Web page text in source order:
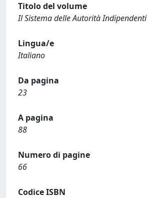
Titolo del volume
Il Sistema delle Autorità Indipendenti
Lingua/e
Italiano
Da pagina
23
A pagina
88
Numero di pagine
66
Codice ISBN